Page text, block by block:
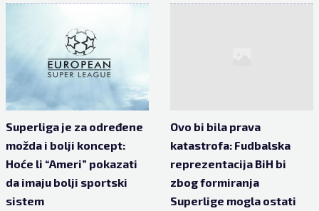
Superliga je za određene
možda i bolji koncept:
Hoće li “Ameri” pokazati
da imaju bolji sportski
sistem
Ovo bi bila prava
katastrofa: Fudbalska
reprezentacija BiH bi
zbog formiranja
Superlige mogla ostati